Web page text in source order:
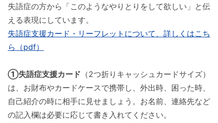
失語症の方から「このようなやりとりをして欲しい」と伝
える表現にしています。
失語症支援カード・リーフレットについて、詳しくはこち
ら（pdf）
①失語症支援カード （2つ折りキャッシュカードサイズ）
は、お財布やカードケースで携帯し、外出時、困った時、
自己紹介の時に相手に見せましょう。お名前、連絡先など
の記入欄は必要に応じて書き入れてください。